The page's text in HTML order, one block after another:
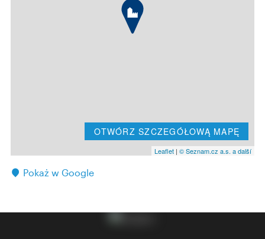
OTWÓRZ SZCZEGÓŁOWĄ MAPĘ
Leaflet | © Seznam.cz a.s. a další
Pokaż w Google